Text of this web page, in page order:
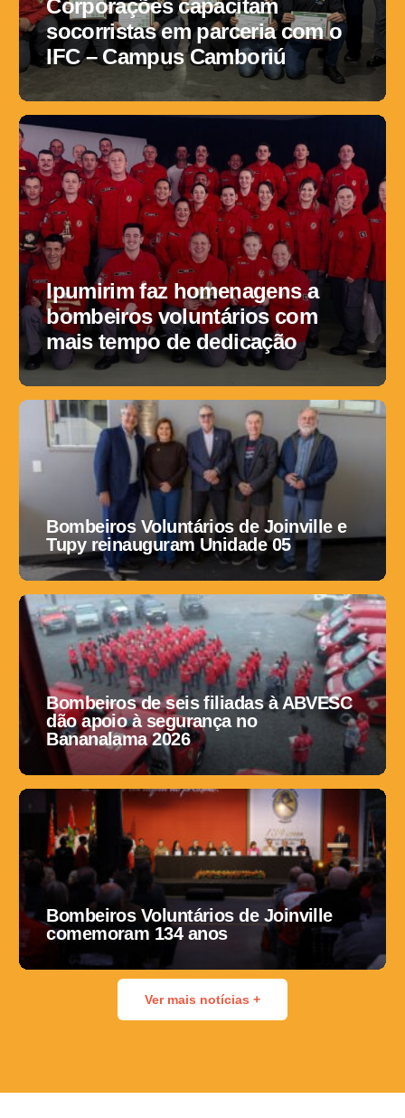
Corporações capacitam
socorristas em parceria com o
IFC – Campus Camboriú
Ipumirim faz homenagens a
bombeiros voluntários com
mais tempo de dedicação
Bombeiros Voluntários de Joinville e
Tupy reinauguram Unidade 05
Bombeiros de seis filiadas à ABVESC
dão apoio à segurança no
Bananalama 2026
Bombeiros Voluntários de Joinville
comemoram 134 anos
Ver mais notícias +